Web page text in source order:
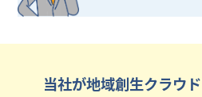
当社が地域創生クラウ